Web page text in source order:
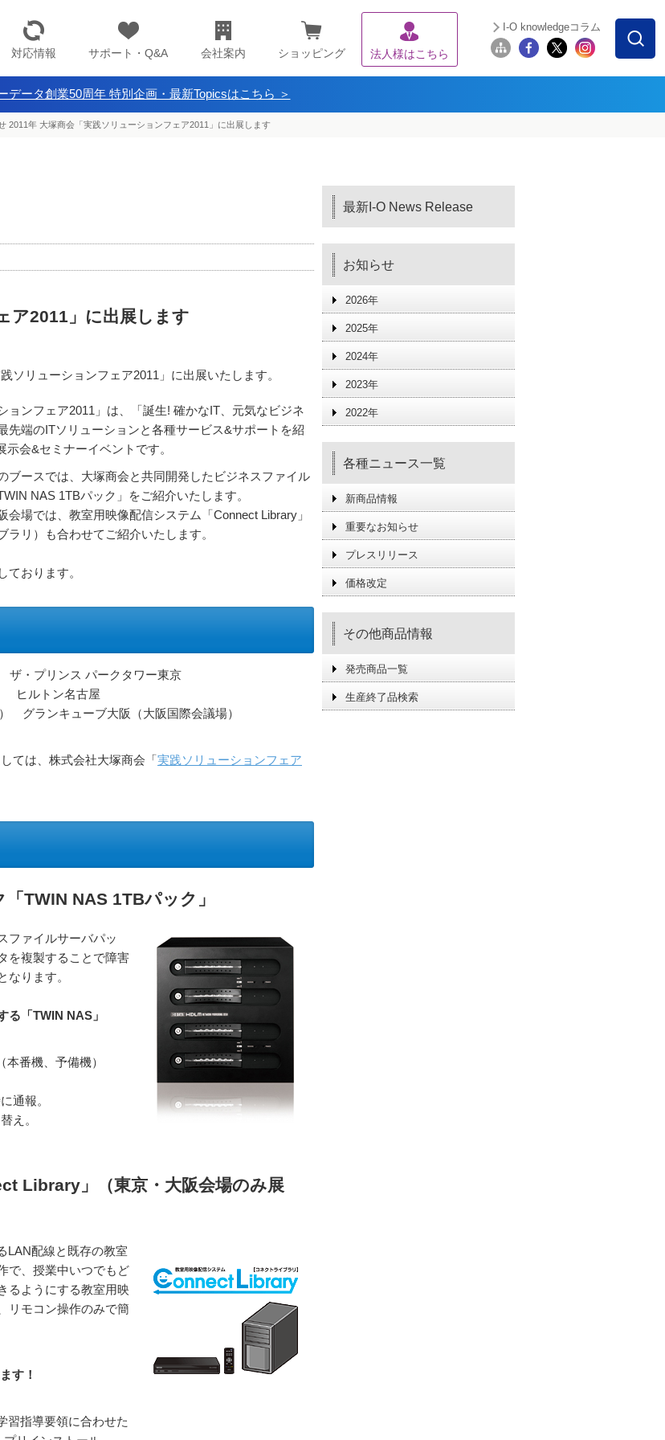
対応情報 サポート・Q&A 会社案内 ショッピング 法人様はこちら
I-O knowledgeコラム
データ創業50周年 特別企画・最新Topicsはこちら ＞
2011年 大塚商会「実践ソリューションフェア2011」に出展します
ア2011」に出展します
ソリューションフェア2011」に出展いたします。
ョンフェア2011」は、「誕生! 確かなIT、元気なビジネ
先端のITソリューションと各種サービス&サポートを紹
示会&セミナーイベントです。
ブースでは、大塚商会と共同開発したビジネスファイル
NAS 1TBパック」をご紹介いたします。
会場では、教室用映像配信システム「Connect Library」
ラリ）も合わせてご紹介いたします。
ております。
・プリンス パークタワー東京
ヒルトン名古屋
グランキューブ大阪（大阪国際会議場）
ては、株式会社大塚商会「実践ソリューションフェア
TWIN NAS 1TBパック」
ファイルサーバパッ
を複製することで障害
ります。
る「TWIN NAS」
番機、予備機）
通報。
え。
Library」（東京・大阪会場のみ展
LAN配線と既存の教室
で、授業中いつでもど
るようにする教室用映
リモコン操作のみで簡
す！
習指導要領に合わせた
最新I-O News Release
お知らせ
2026年
2025年
2024年
2023年
2022年
各種ニュース一覧
新商品情報
重要なお知らせ
プレスリリース
価格改定
その他商品情報
発売商品一覧
生産終了品検索